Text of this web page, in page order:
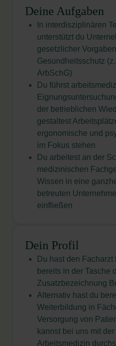
Deine Aufgaben
In interdisziplinären
unterstützt du
gesetzlicher
Gesundheitsschutz
ArbSchG)
Du führst
der betrieblichen
gestaltest
ergonomische und
im Fokus stehen
Du arbeitest an der
medizinischen
Wissen in eine
betreuten
einfließen
Dein Profil
Du hast den
bereits in der Tasche
Zusatzbezeichnung
Alternativ hast du
Weiterbildung in
Versorgung von
kannst bei uns mit
Arbeitsmedizin